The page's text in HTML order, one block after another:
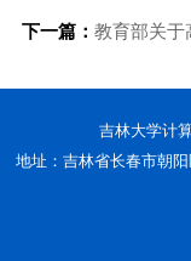
下一篇： 教育部关于
吉林大学计
地址：吉林省长春市朝